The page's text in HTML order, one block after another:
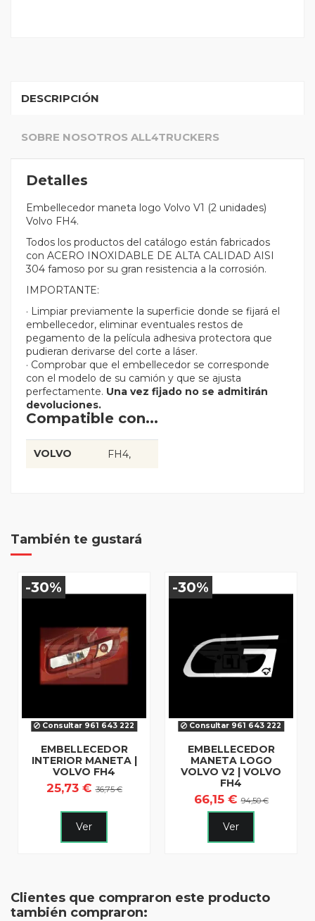
DESCRIPCIÓN
SOBRE NOSOTROS ALL4TRUCKERS
Detalles
Embellecedor maneta logo Volvo V1 (2 unidades)
Volvo FH4.
Todos los productos del catálogo están fabricados
con ACERO INOXIDABLE DE ALTA CALIDAD AISI
304 famoso por su gran resistencia a la corrosión.
IMPORTANTE:
· Limpiar previamente la superficie donde se fijará el
embellecedor, eliminar eventuales restos de
pegamento de la película adhesiva protectora que
pudieran derivarse del corte a láser.
· Comprobar que el embellecedor se corresponde
con el modelo de su camión y que se ajusta
perfectamente. Una vez fijado no se admitirán
devoluciones.
Compatible con...
VOLVO FH4
También te gustará
-30%
Consultar 961 643 222
EMBELLECEDOR
INTERIOR MANETA |
VOLVO FH4
25,73 €36,75 €
Ver
-30%
Consultar 961 643 222
EMBELLECEDOR
MANETA LOGO
VOLVO V2 | VOLVO
FH4
66,15 €94,50 €
Ver
Clientes que compraron este producto
también compraron: